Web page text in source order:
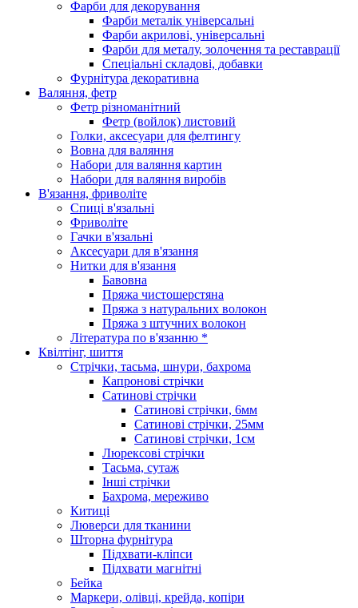
Фарби для декорування
Фарби металік універсальні
Фарби акрилові, універсальні
Фарби для металу, золочення та реставрації
Спеціальні складові, добавки
Фурнітура декоративна
Валяння, фетр
Фетр різноманітний
Фетр (войлок) листовий
Голки, аксесуари для фелтингу
Вовна для валяння
Набори для валяння картин
Набори для валяння виробів
В'язання, фриволіте
Спиці в'язальні
Фриволіте
Гачки в'язальні
Аксесуари для в'язання
Нитки для в'язання
Бавовна
Пряжа чистошерстяна
Пряжа з натуральних волокон
Пряжа з штучних волокон
Література по в'язанню *
Квілтінг, шиття
Стрічки, тасьма, шнури, бахрома
Капронові стрічки
Сатинові стрічки
Сатинові стрічки, 6мм
Сатинові стрічки, 25мм
Сатинові стрічки, 1см
Люрексові стрічки
Тасьма, сутаж
Інші стрічки
Бахрома, мереживо
Китиці
Люверси для тканини
Шторна фурнітура
Підхвати-кліпси
Підхвати магнітні
Бейка
Маркери, олівці, крейда, копіри